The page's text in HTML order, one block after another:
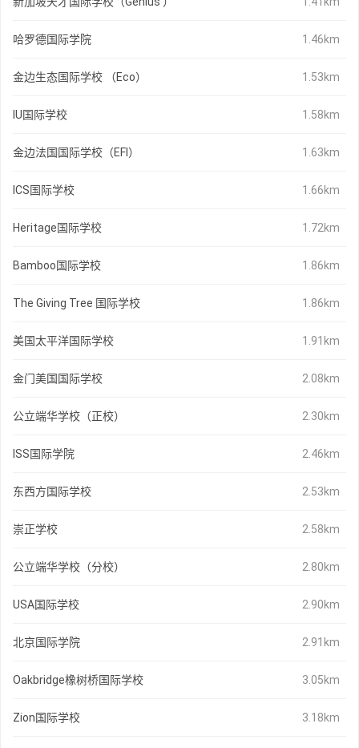
哈罗德国际学院 1.46km
金边生态国际学校 （Eco） 1.53km
IU国际学校 1.58km
金边法国国际学校（EFI） 1.63km
ICS国际学校 1.66km
Heritage国际学校 1.72km
Bamboo国际学校 1.86km
The Giving Tree 国际学校 1.86km
美国太平洋国际学校 1.91km
金门美国国际学校 2.08km
公立端华学校（正校） 2.30km
ISS国际学院 2.46km
东西方国际学校 2.53km
崇正学校 2.58km
公立端华学校（分校） 2.80km
USA国际学校 2.90km
北京国际学院 2.91km
Oakbridge橡树桥国际学校 3.05km
Zion国际学校 3.18km